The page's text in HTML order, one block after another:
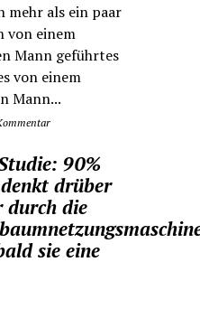
mehr als ein paar
von einem
Mann geführtes
von einem
Mann...
90%
drüber
durch die
sie eine